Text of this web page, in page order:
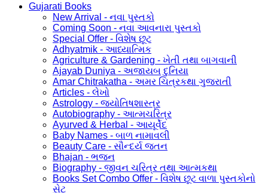
Gujarati Books
New Arrival - નવા પુસ્તકો
Coming Soon - નવા આવનારા પુસ્તકો
Special Offer - વિશેષ છૂટ
Adhyatmik - આધ્યાત્મિક
Agriculture & Gardening - ખેતી તથા બાગવાની
Ajayab Duniya - અજાયબ દુનિયા
Amar Chitrakatha - અમર ચિત્રકથા ગુજરાતી
Articles - લેખો
Astrology - જ્યોતિષશાસ્ત્ર
Autobiography - આત્મચરિત્ર
Ayurved & Herbal - આયૂર્વેદ
Baby Names - બાળ નામાવલી
Beauty Care - સૌન્દર્ય જતન
Bhajan - ભજન
Biography - જીવન ચરિત્ર તથા આત્મકથા
Books Set Combo Offer - વિશેષ છૂટ વાળા પુસ્તકોનો
સેટ